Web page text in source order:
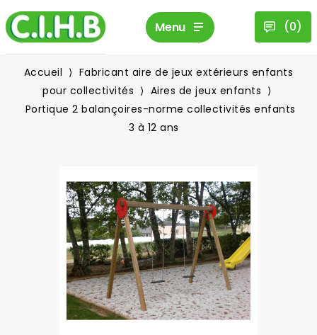
Menu (0)
Accueil
Fabricant aire de jeux extérieurs enfants
pour collectivités
Aires de jeux enfants
Portique 2 balançoires-norme collectivités enfants
3 à 12 ans